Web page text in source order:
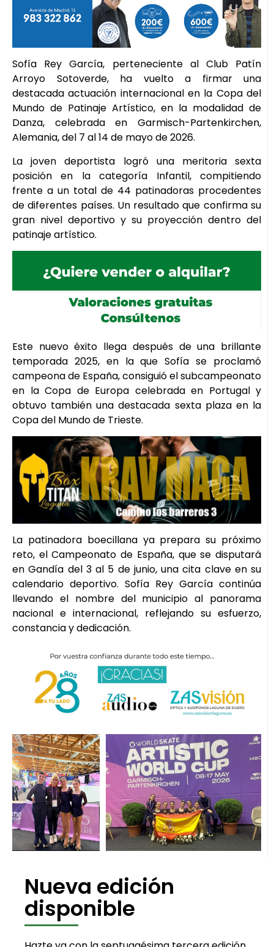
Sofía Rey García, perteneciente al Club Patín
Arroyo Sotoverde, ha vuelto a firmar una
destacada actuación internacional en la Copa del
Mundo de Patinaje Artístico, en la modalidad de
Danza, celebrada en Garmisch-Partenkirchen,
Alemania, del 7 al 14 de mayo de 2026.
La joven deportista logró una meritoria sexta
posición en la categoría Infantil, compitiendo
frente a un total de 44 patinadoras procedentes
de diferentes países. Un resultado que confirma su
gran nivel deportivo y su proyección dentro del
patinaje artístico.
Este nuevo éxito llega después de una brillante
temporada 2025, en la que Sofía se proclamó
campeona de España, consiguió el subcampeonato
en la Copa de Europa celebrada en Portugal y
obtuvo también una destacada sexta plaza en la
Copa del Mundo de Trieste.
La patinadora boecillana ya prepara su próximo
reto, el Campeonato de España, que se disputará
en Gandía del 3 al 5 de junio, una cita clave en su
calendario deportivo. Sofía Rey García continúa
llevando el nombre del municipio al panorama
nacional e internacional, reflejando su esfuerzo,
constancia y dedicación.
Nueva edición
disponible